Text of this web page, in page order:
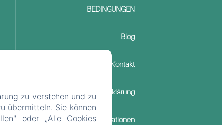
BEDINGUNGEN
Blog
Kontakt
Datenschutzerklärung
Rechtliche Informationen
zu verstehen und zu
übermitteln. Sie können
oder „Alle Cookies